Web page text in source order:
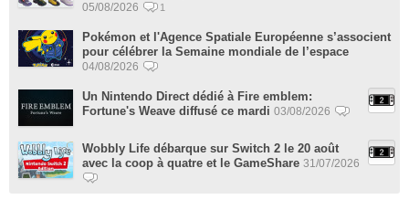
05/08/2026 1
Pokémon et l'Agence Spatiale Européenne s’associent
pour célébrer la Semaine mondiale de l’espace
04/08/2026
Un Nintendo Direct dédié à Fire emblem:
Fortune's Weave diffusé ce mardi 03/08/2026
Wobbly Life débarque sur Switch 2 le 20 août
avec la coop à quatre et le GameShare 31/07/2026